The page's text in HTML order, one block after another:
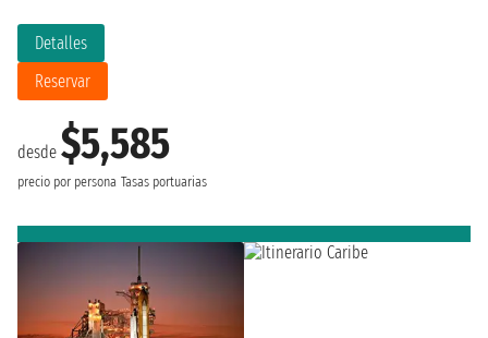
desde $5,585
precio por persona Tasas portuarias
Detalles
Reservar